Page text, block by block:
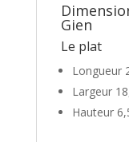
Gien
Le plat
Longueur
Largeur
Hauteur